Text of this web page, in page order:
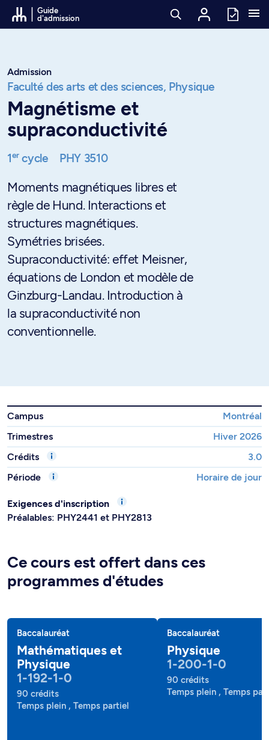
Passer au contenu
Guide
d'admission
Admission
Faculté des arts et des sciences, Physique
Magnétisme et
supraconductivité
1ercycle PHY 3510
Moments magnétiques libres et
règle de Hund. Interactions et
structures magnétiques.
Symétries brisées.
Supraconductivité: effet Meisner,
équations de London et modèle de
Ginzburg-Landau. Introduction à
la supraconductivité non
conventionnelle.
Campus
Montréal
Trimestres
Hiver 2026
Crédits
3.0
Période
Horaire de jour
Exigences d'inscription
Préalables: PHY2441 et PHY2813
Ce cours est offert dans ces
programmes d'études
Baccalauréat
Mathématiques et
Physique
1-192-1-0
90 crédits
Temps plein , Temps partiel
Baccalauréat
Physique
1-200-1-0
90 crédits
Temps plein , Temps